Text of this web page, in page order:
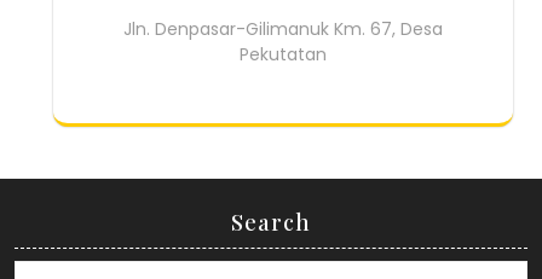
Jln. Denpasar-Gilimanuk Km. 67, Desa
Pekutatan
Search